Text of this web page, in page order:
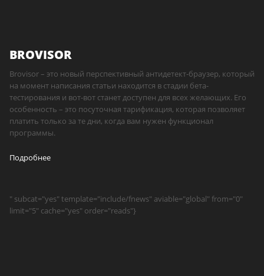
BROVISOR
Brovisor – это новый перспективный антидетект-браузер, который
на момент написания статьи находится в стадии бета-
тестирования и вот-вот станет доступен для всех желающих. Его
особенность – это посуточная тарификация, которая позволяет
платить только за те дни, когда вам нужен функционал
программы.
Подробнее
" subcat="yes" template="include/fnews" aviable="global" from="0"
limit="5" cache="yes" order="reads"}